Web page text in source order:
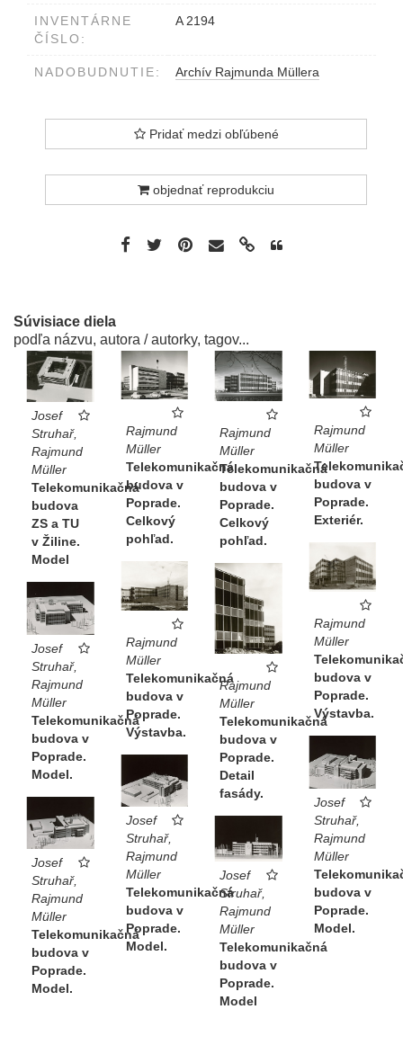
INVENTÁRNE
ČÍSLO:
A 2194
NADOBUDNUTIE: Archív Rajmunda Müllera
Pridať medzi obľúbené
objednať reprodukciu
Súvisiace diela
podľa názvu, autora / autorky, tagov...
Josef
Struhař,
Rajmund
Müller
Telekomunikačná
budova
ZS a TU
v Žiline.
Model
Rajmund
Müller
Telekomunikačná
budova v
Poprade.
Celkový
pohľad.
Rajmund
Müller
Telekomunikačná
budova v
Poprade.
Celkový
pohľad.
Rajmund
Müller
budova v
Poprade.
Exteriér.
Rajmund
Müller
budova v
Poprade.
Výstavba.
Rajmund
Müller
Telekomunikačná
budova v
Poprade.
Výstavba.
Rajmund
Müller
Telekomunikačná
budova v
Poprade.
Detail
fasády.
Josef
Struhař,
Rajmund
Müller
Telekomunikačná
budova v
Poprade.
Model.
Josef
Struhař,
Rajmund
Müller
budova v
Poprade.
Model.
Josef
Struhař,
Rajmund
Müller
Telekomunikačná
budova v
Poprade.
Model.
Josef
Struhař,
Rajmund
Müller
Telekomunikačná
budova v
Poprade.
Model.
Josef
Struhař,
Rajmund
Müller
Telekomunikačná
budova v
Poprade.
Model